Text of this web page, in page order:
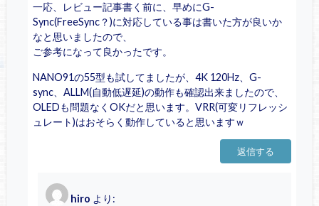
一応、レビュー記事書く前に、早めにG-
Sync(FreeSync？)に対応している事は書いた方が良いか
なと思いましたので、
ご参考になって良かったです。
NANO91の55型も試してましたが、4K 120Hz、G-
sync、ALLM(自動低遅延)の動作も確認出来ましたので、
OLEDも問題なくOKだと思います。VRR(可変リフレッシ
ュレート)はおそらく動作していると思いますｗ
返信する
hiro より: